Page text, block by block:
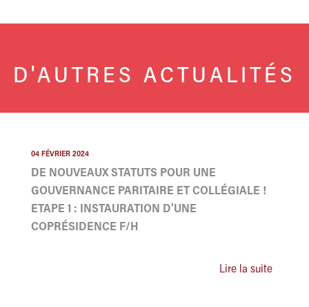
D'AUTRES ACTUALITÉS
04 FÉVRIER 2024
DE NOUVEAUX STATUTS POUR UNE
GOUVERNANCE PARITAIRE ET COLLÉGIALE !
ETAPE 1 : INSTAURATION D'UNE
COPRÉSIDENCE F/H
Lire la suite